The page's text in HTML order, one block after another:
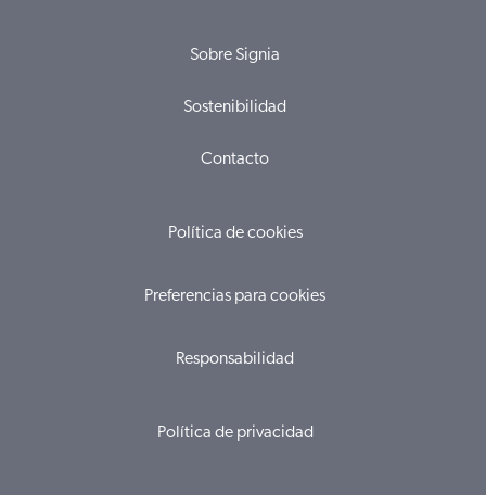
Sobre Signia
Sostenibilidad
Contacto
Política de cookies
Preferencias para cookies
Responsabilidad
Política de privacidad